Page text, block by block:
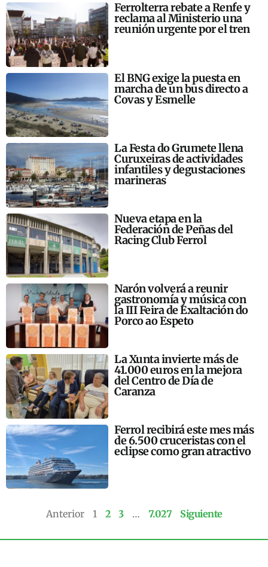
Ferrolterra rebate a Renfe y
reclama al Ministerio una
reunión urgente por el tren
El BNG exige la puesta en
marcha de un bus directo a
Covas y Esmelle
La Festa do Grumete llena
Curuxeiras de actividades
infantiles y degustaciones
marineras
Nueva etapa en la
Federación de Peñas del
Racing Club Ferrol
Narón volverá a reunir
gastronomía y música con
la III Feira de Exaltación do
Porco ao Espeto
La Xunta invierte más de
41.000 euros en la mejora
del Centro de Día de
Caranza
Ferrol recibirá este mes más
de 6.500 cruceristas con el
eclipse como gran atractivo
Anterior 1 2 3 … 7.027 Siguiente